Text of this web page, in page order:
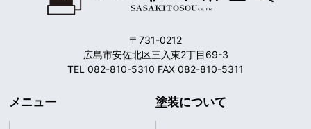
〒731-0212
広島市安佐北区三入東2丁目69-3
TEL 082-810-5310 FAX 082-810-5311
メニュー 塗装について